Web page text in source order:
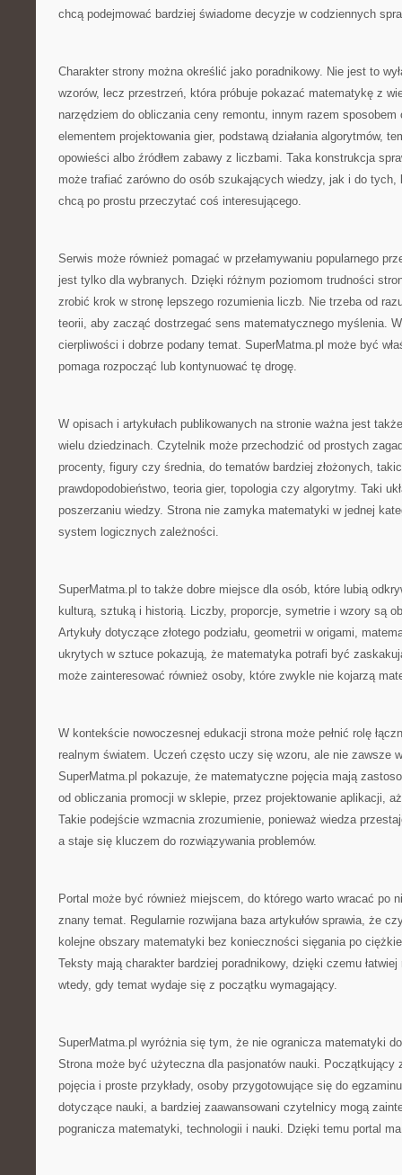
chcą podejmować bardziej świadome decyzje w codziennych
Charakter strony można określić jako poradnikowy. Nie jest to
wzorów, lecz przestrzeń, która próbuje pokazać matematykę z
narzędziem do obliczania ceny remontu, innym razem
elementem projektowania gier, podstawą działania algorytmów,
opowieści albo źródłem zabawy z liczbami. Taka konstrukcja
może trafiać zarówno do osób szukających wiedzy, jak i do tych,
chcą po prostu przeczytać coś interesującego.
Serwis może również pomagać w przełamywaniu popularnego
jest tylko dla wybranych. Dzięki różnym poziomom trudności
zrobić krok w stronę lepszego rozumienia liczb. Nie trzeba od
teorii, aby zacząć dostrzegać sens matematycznego myślenia.
cierpliwości i dobrze podany temat. SuperMatma.pl może być
pomaga rozpocząć lub kontynuować tę drogę.
W opisach i artykułach publikowanych na stronie ważna jest
wielu dziedzinach. Czytelnik może przechodzić od prostych
procenty, figury czy średnia, do tematów bardziej złożonych,
prawdopodobieństwo, teoria gier, topologia czy algorytmy. Taki
poszerzaniu wiedzy. Strona nie zamyka matematyki w jednej
system logicznych zależności.
SuperMatma.pl to także dobre miejsce dla osób, które lubią
kulturą, sztuką i historią. Liczby, proporcje, symetrie i wzory są
Artykuły dotyczące złotego podziału, geometrii w origami,
ukrytych w sztuce pokazują, że matematyka potrafi być
może zainteresować również osoby, które zwykle nie kojarzą
W kontekście nowoczesnej edukacji strona może pełnić rolę
realnym światem. Uczeń często uczy się wzoru, ale nie zawsze
SuperMatma.pl pokazuje, że matematyczne pojęcia mają
od obliczania promocji w sklepie, przez projektowanie aplikacji,
Takie podejście wzmacnia zrozumienie, ponieważ wiedza
a staje się kluczem do rozwiązywania problemów.
Portal może być również miejscem, do którego warto wracać po
znany temat. Regularnie rozwijana baza artykułów sprawia, że
kolejne obszary matematyki bez konieczności sięgania po
Teksty mają charakter bardziej poradnikowy, dzięki czemu
wtedy, gdy temat wydaje się z początku wymagający.
SuperMatma.pl wyróżnia się tym, że nie ogranicza matematyki
Strona może być użyteczna dla pasjonatów nauki. Początkujący
pojęcia i proste przykłady, osoby przygotowujące się do
dotyczące nauki, a bardziej zaawansowani czytelnicy mogą
pogranicza matematyki, technologii i nauki. Dzięki temu portal